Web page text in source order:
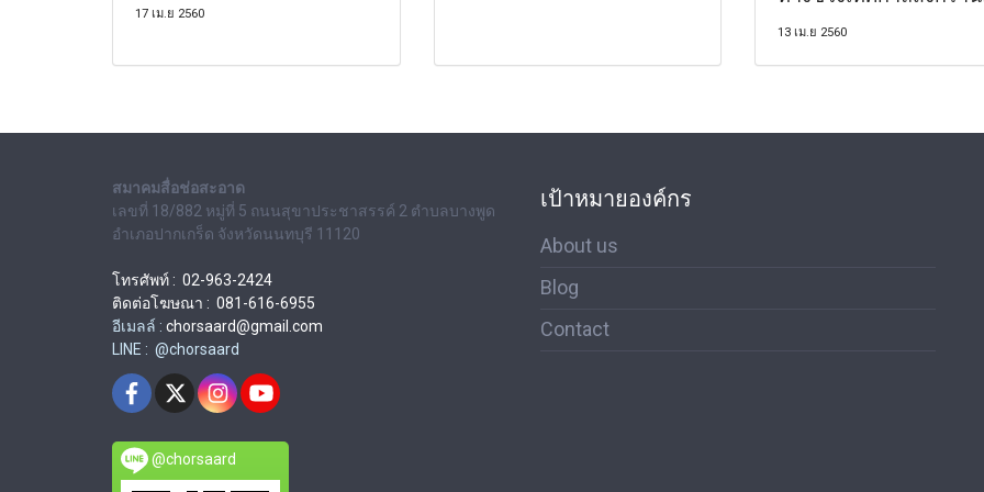
17 เม.ย 2560
13 เม.ย 2560
สมาคมสื่อช่อสะอาด
เลขที่ 18/882 หมู่ที่ 5 ถนนสุขาประชาสรรค์ 2 ตำบลบางพูด
อำเภอปากเกร็ด จังหวัดนนทบุรี 11120
โทรศัพท์ : 02-963-2424
ติดต่อโฆษณา : 081-616-6955
อีเมลล์ : chorsaard@gmail.com
LINE : @chorsaard
@chorsaard
เป้าหมายองค์กร
About us
Blog
Contact